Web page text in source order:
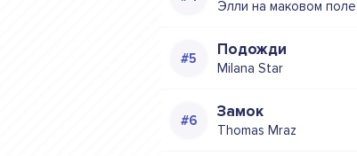
Элли на маковом поле
Подожди
Milana Star
Замок
Thomas Mraz